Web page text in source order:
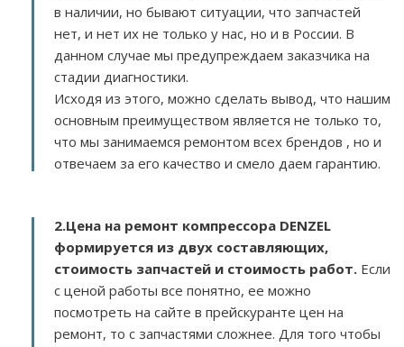
в наличии, но бывают ситуации, что запчастей
нет, и нет их не только у нас, но и в России. В
данном случае мы предупреждаем заказчика на
стадии диагностики.
Исходя из этого, можно сделать вывод, что нашим
основным преимуществом является не только то,
что мы занимаемся ремонтом всех брендов , но и
отвечаем за его качество и смело даем гарантию.
2.Цена на ремонт компрессора DENZEL
формируется из двух составляющих,
стоимость запчастей и стоимость работ. Если
с ценой работы все понятно, ее можно
посмотреть на сайте в прейскуранте цен на
ремонт, то с запчастями сложнее. Для того чтобы